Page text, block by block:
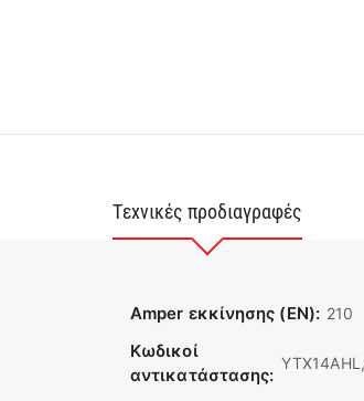
Τεχνικές προδιαγραφές
Amper εκκίνησης (EN): 210
Κωδικοί
αντικατάστασης: